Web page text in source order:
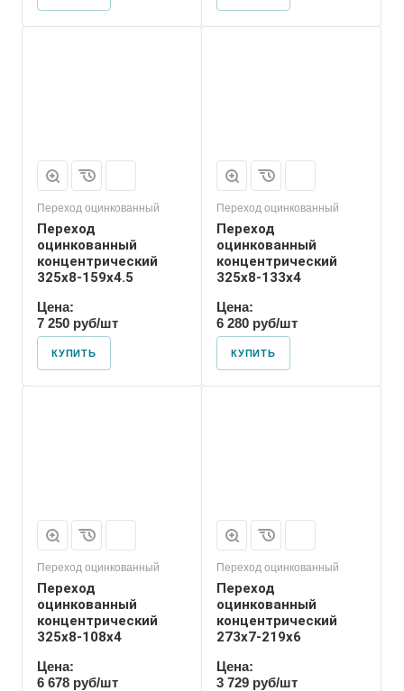
Переход оцинкованный
Переход
оцинкованный
концентрический
325х8-159х4.5
Цена:
7 250 руб/шт
КУПИТЬ
Переход оцинкованный
Переход
оцинкованный
концентрический
325х8-133х4
Цена:
6 280 руб/шт
КУПИТЬ
Переход оцинкованный
Переход
оцинкованный
концентрический
325х8-108х4
Цена:
6 678 руб/шт
Переход оцинкованный
Переход
оцинкованный
концентрический
273х7-219х6
Цена:
3 729 руб/шт